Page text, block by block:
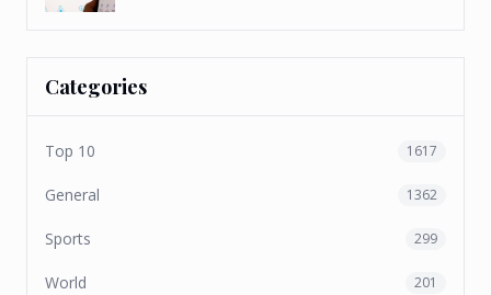
Categories
Top 10 1617
General 1362
Sports 299
World 201